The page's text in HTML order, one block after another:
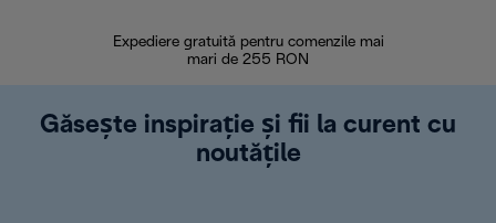
Expediere gratuită pentru comenzile mai
mari de 255 RON
Găsește inspirație și fii la curent cu
noutățile